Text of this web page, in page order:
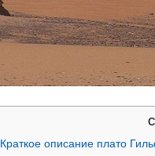
Краткое описание плато